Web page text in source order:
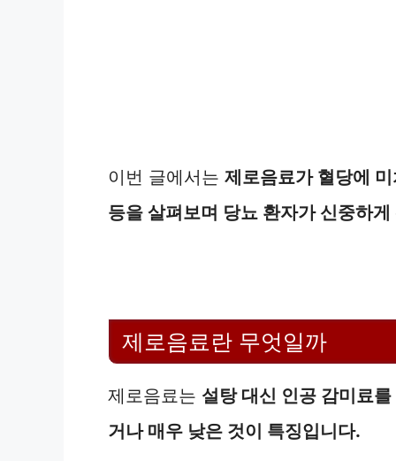
이번 글에서는 제로음료가 혈당에
등을 살펴보며 당뇨 환자가 신중하
제로음료란 무엇일까
제로음료는 설탕 대신 인공 감미료
거나 매우 낮은 것이 특징입니다.